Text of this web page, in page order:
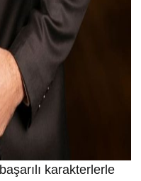
karakterlerle